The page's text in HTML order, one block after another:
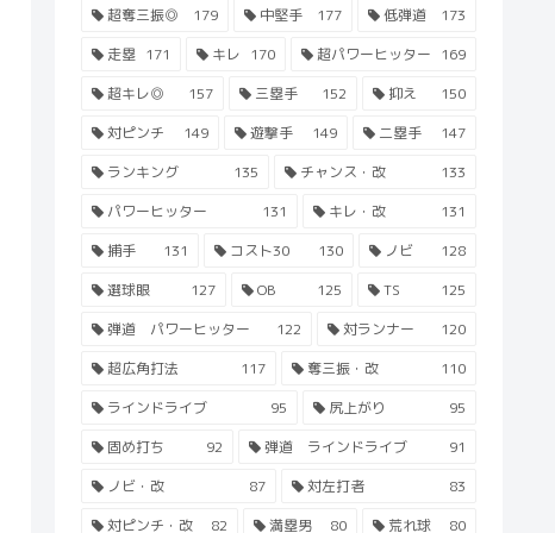
超奪三振◎ 179 中堅手 177 低弾道
173
走塁 171 キレ 170 超パワーヒッター 169
超キレ◎
157 三塁手 152 抑え
150
対ピンチ
149 遊撃手 149 二塁手
147
ランキング
135 チャンス・改
133
パワーヒッター
131 キレ・改
131
捕手
131 コスト30 130 ノビ
128
選球眼
127 OB 125 TS
125
弾道 パワーヒッター
122 対ランナー
120
超広角打法
117 奪三振・改
110
ラインドライブ
95 尻上がり
95
固め打ち
92 弾道 ラインドライブ
91
ノビ・改
87 対左打者
83
対ピンチ・改
82 満塁男 80 荒れ球 80